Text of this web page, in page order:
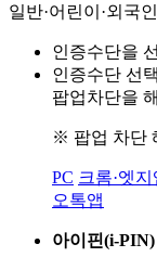
일반·어린이·외국
인증수단을
인증수단 선
팝업차단을
※ 팝업 차단
PC 크롬·엣지
오톡앱
아이핀(i-PIN)